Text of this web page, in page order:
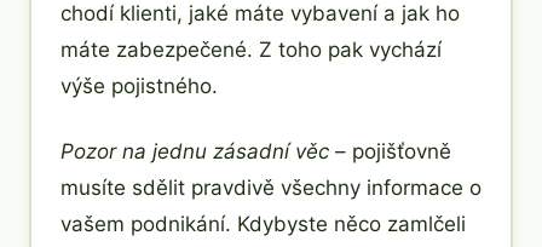
chodí klienti, jaké máte vybavení a jak ho
máte zabezpečené. Z toho pak vychází
výše pojistného.
Pozor na jednu zásadní věc – pojišťovně
musíte sdělit pravdivě všechny informace o
vašem podnikání. Kdybyste něco zamlčeli